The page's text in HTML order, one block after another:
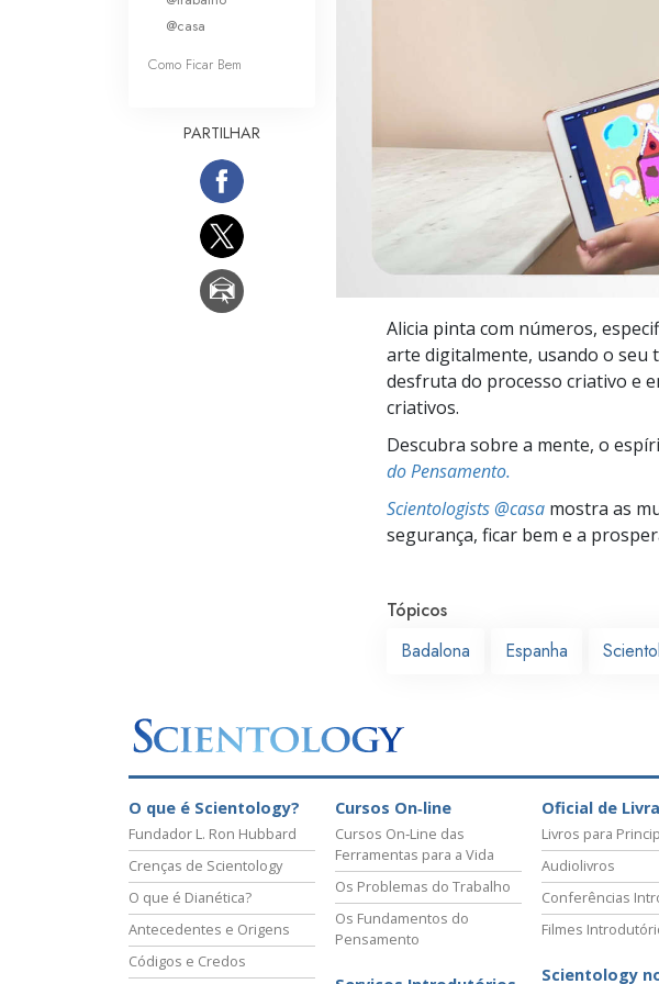
Alicia pinta com números,
arte digitalmente, usando o seu
desfruta do processo criativo e
criativos.
Descubra sobre a mente, o
do Pensamento.
Scientologists @casa mostra as
segurança, ficar bem e a
Tópicos
Badalona
Espanha
@casa
Como Ficar Bem
PARTILHAR
O que é Scientology?
Fundador L. Ron Hubbard
Crenças de Scientology
O que é Dianética?
Antecedentes e Origens
Códigos e Credos
Cursos On‑line
Cursos On‑Line das
Ferramentas para a Vida
Os Problemas do Trabalho
Os Fundamentos do
Pensamento
Oficial de
Livros para
Audiolivros
Conferências
Filmes
Scientology